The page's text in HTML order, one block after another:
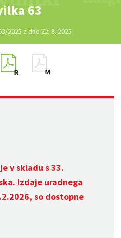
63
2025 z dne 22. 8. 2025
v skladu s 33.
Izdaje uradnega
so dostopne